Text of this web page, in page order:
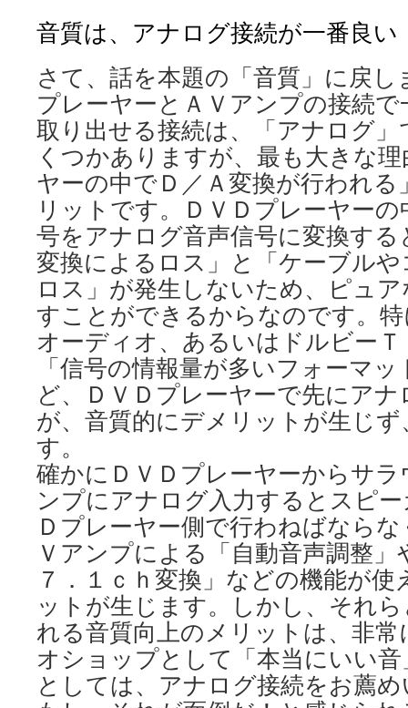
音質は、アナログ接続が一番良い
さて、話を本題の「音質」に戻し
プレーヤーとＡＶアンプの接続
取り出せる接続は、「アナログ
くつかありますが、最も大きな
ヤーの中でＤ／Ａ変換が行われ
リットです。ＤＶＤプレーヤー
号をアナログ音声信号に変換する
変換によるロス」と「ケーブル
ロス」が発生しないため、ピュ
すことができるからなのです。
オーディオ、あるいはドルビー
「信号の情報量が多いフォーマ
ど、ＤＶＤプレーヤーで先にア
が、音質的にデメリットが生じ
す。
確かにＤＶＤプレーヤーからサ
ンプにアナログ入力するとスピ
Ｄプレーヤー側で行わねばなら
Ｖアンプによる「自動音声調整
７．１ｃｈ変換」などの機能が
ットが生じます。しかし、それ
れる音質向上のメリットは、非
オショップとして「本当にいい
としては、アナログ接続をお薦